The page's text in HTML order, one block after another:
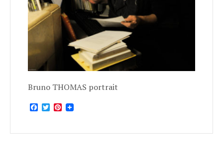
Bruno THOMAS portrait
Facebook
TwitterPinterest